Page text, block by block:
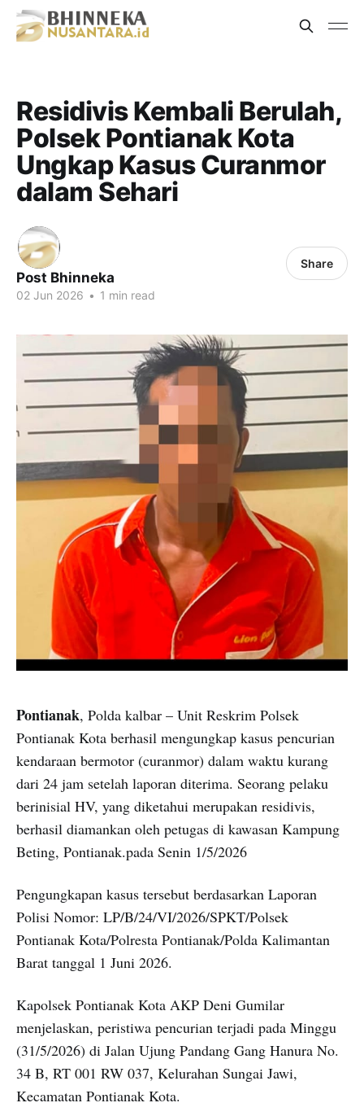
Residivis Kembali Berulah,
Polsek Pontianak Kota
Ungkap Kasus Curanmor
dalam Sehari
Post Bhinneka
02 Jun 2026 • 1 min read
Share
Pontianak, Polda kalbar – Unit Reskrim Polsek
Pontianak Kota berhasil mengungkap kasus pencurian
kendaraan bermotor (curanmor) dalam waktu kurang
dari 24 jam setelah laporan diterima. Seorang pelaku
berinisial HV, yang diketahui merupakan residivis,
berhasil diamankan oleh petugas di kawasan Kampung
Beting, Pontianak.pada Senin 1/5/2026
Pengungkapan kasus tersebut berdasarkan Laporan
Polisi Nomor: LP/B/24/VI/2026/SPKT/Polsek
Pontianak Kota/Polresta Pontianak/Polda Kalimantan
Barat tanggal 1 Juni 2026.
Kapolsek Pontianak Kota AKP Deni Gumilar
menjelaskan, peristiwa pencurian terjadi pada Minggu
(31/5/2026) di Jalan Ujung Pandang Gang Hanura No.
34 B, RT 001 RW 037, Kelurahan Sungai Jawi,
Kecamatan Pontianak Kota.